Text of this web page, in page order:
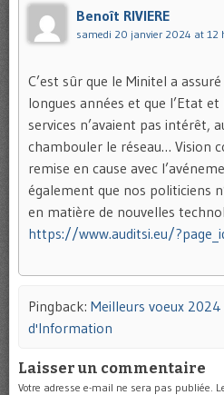
Benoît RIVIERE
samedi 20 janvier 2024 at 12
C’est sûr que le Minitel a
longues années et que l’Etat
services n’avaient pas intérêt,
chambouler le réseau… Vision
remise en cause avec
également que nos politiciens
en matière de nouvelles
https://www.auditsi.eu/
Pingback: Meilleurs voeux
d'Information
Laisser un commentaire
Votre adresse e-mail ne sera pas publiée.